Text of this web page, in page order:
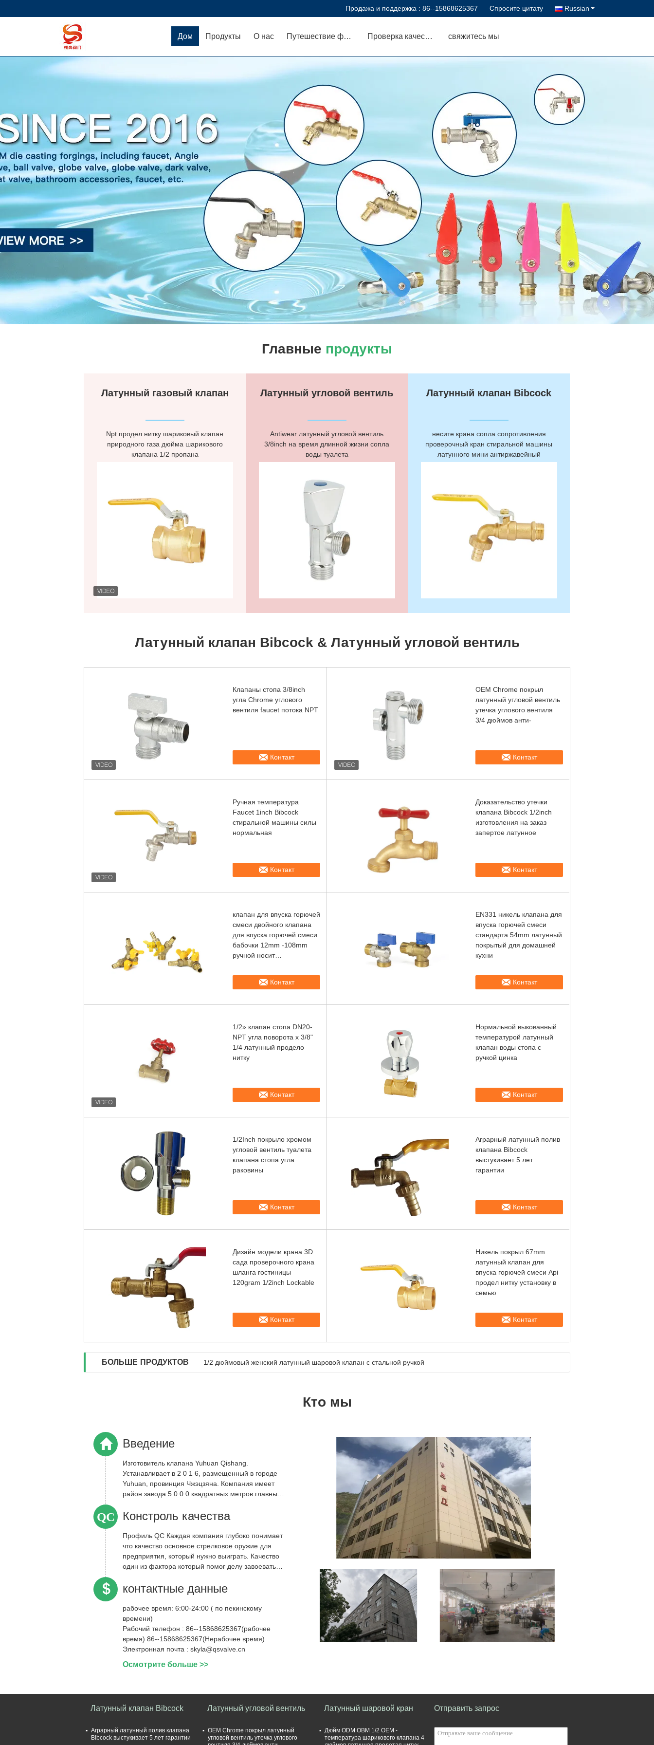
Продажа и поддержка : 86--15868625367 Спросите цитату Russian
Дом Продукты О нас Путешествие фабрики Проверка качества свяжитесь мы
Главные продукты
Латунный газовый клапан
Npt продел нитку шариковый клапан
природного газа дюйма шарикового
клапана 1/2 пропана
Латунный угловой вентиль
Antiwear латунный угловой вентиль
3/8inch на время длинной жизни сопла
воды туалета
Латунный клапан Bibcock
несите крана сопла сопротивления
проверочный кран стиральной машины
латунного мини антиржавейный
Латунный клапан Bibcock & Латунный угловой вентиль
Клапаны стопа 3/8inch
угла Chrome углового
вентиля faucet потока NPT
Контакт
OEM Chrome покрыл
латунный угловой вентиль
утечка углового вентиля
3/4 дюймов анти-
Контакт
Ручная температура
Faucet 1inch Bibcock
стиральной машины силы
нормальная
Контакт
Доказательство утечки
клапана Bibcock 1/2inch
изготовления на заказ
запертое латунное
Контакт
клапан для впуска горючей
смеси двойного клапана
для впуска горючей смеси
бабочки 12mm -108mm
ручной носит
Контакт
EN331 никель клапана для
впуска горючей смеси
стандарта 54mm латунный
покрытый для домашней
кухни
Контакт
1/2» клапан стопа DN20-
NPT угла поворота x 3/8"
1/4 латунный продело
нитку
Контакт
Нормальной выкованный
температурой латунный
клапан воды стопа с
ручкой цинка
Контакт
1/2Inch покрыло хромом
угловой вентиль туалета
клапана стопа угла
раковины
Контакт
Аграрный латунный полив
клапана Bibcock
выстукивает 5 лет
гарантии
Контакт
Дизайн модели крана 3D
сада проверочного крана
шланга гостиницы
120gram 1/2inch Lockable
Контакт
Никель покрыл 67mm
латунный клапан для
впуска горючей смеси Api
продел нитку установку в
семью
Контакт
БОЛЬШЕ ПРОДУКТОВ 1/2 дюймовый женский латунный шаровой клапан с стальной ручкой
Кто мы
Введение
Изготовитель клапана Yuhuan Qishang.
Устанавливает в 2 0 1 6, размещенный в городе
Yuhuan, провинция Чжэцзяна. Компания имеет
район завода 5 0 0 0 квадратных метров.главным
QC Констроль качества
Профиль QC Каждая компания глубоко понимает
что качество основное стрелковое оружие для
предприятия, который нужно выиграть. Качество
один из фактора который помог делу завоевать
контактные данные
рабочее время:
времени)
Рабочий телефон : 86--15868625367(рабочее
время) 86--15868625367(Нерабочее время)
Электронная почта : skyla@qsvalve.cn
Осмотрите больше >>
Латунный клапан Bibcock
Аграрный латунный полив клапана
Bibcock выстукивает 5 лет гарантии
Латунный угловой вентиль
OEM Chrome покрыл латунный
угловой вентиль утечка углового
Латунный шаровой кран
Дюйм ODM OBM 1/2 OEM -
температура шарикового клапана 4
Отправить запрос